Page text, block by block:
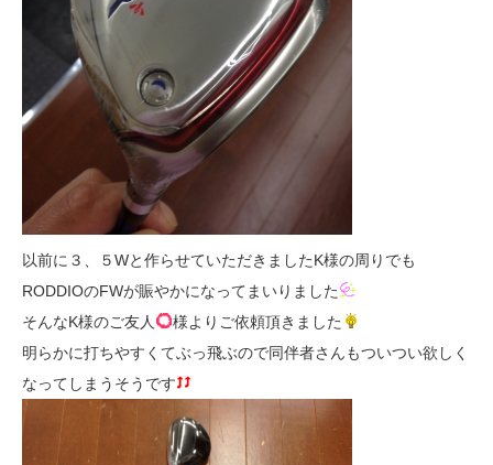
以前に３、５Wと作らせていただきましたK様の周りでも
RODDIOのFWが賑やかになってまいりました
そんなK様のご友人
様よりご依頼頂きました
明らかに打ちやすくてぶっ飛ぶので同伴者さんもついつい欲しく
なってしまうそうです